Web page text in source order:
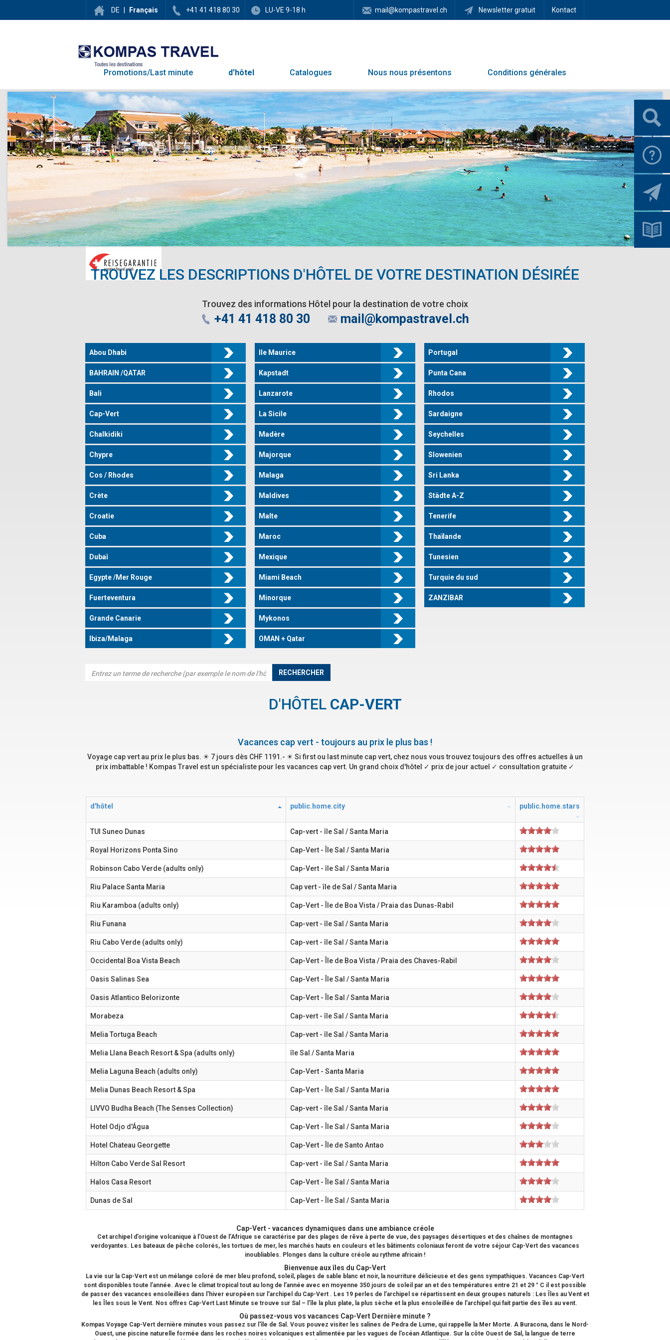
DE Français +41 41 418 80 30 LU-VE 9-18 h mail@kompastravel.ch Newsletter gratuit Kontact
Toutes les destinations
Promotions/Last minute d'hôtel Catalogues Nous nous présentons Conditions générales
TROUVEZ LES DESCRIPTIONS D'HÔTEL DE VOTRE DESTINATION DÉSIRÉE
Trouvez des informations Hôtel pour la destination de votre choix
+41 41 418 80 30 mail@kompastravel.ch
Abou Dhabi
BAHRAIN /QATAR
Bali
Cap-Vert
Chalkidiki
Chypre
Cos / Rhodes
Crète
Croatie
Cuba
Dubaï
Egypte /Mer Rouge
Fuerteventura
Grande Canarie
Ibiza/Malaga
Ile Maurice
Kapstadt
Lanzarote
La Sicile
Madère
Majorque
Malaga
Maldives
Malte
Maroc
Mexique
Miami Beach
Minorque
Mykonos
OMAN + Qatar
Portugal
Punta Cana
Rhodos
Sardaigne
Seychelles
Slowenien
Sri Lanka
Städte A-Z
Tenerife
Thaïlande
Tunesien
Turquie du sud
ZANZIBAR
RECHERCHER
D'HÔTEL CAP-VERT
Vacances cap vert - toujours au prix le plus bas !
Voyage cap vert au prix le plus bas. ☀ 7 jours dès CHF 1191.- ☀ Si first ou last minute cap vert, chez nous vous trouvez toujours des offres actuelles à un
prix imbattable ! Kompas Travel est un spécialiste pour les vacances cap vert. Un grand choix d'hôtel ✓ prix de jour actuel ✓ consultation gratuite ✓
d'hôtel public.home.city public.home.stars
TUI Suneo Dunas Cap-vert - île Sal / Santa Maria
Royal Horizons Ponta Sino Cap-Vert - Île Sal / Santa Maria
Robinson Cabo Verde (adults only) Cap-Vert - île Sal / Santa Maria
Riu Palace Santa Maria Cap vert - île de Sal / Santa Maria
Riu Karamboa (adults only) Cap-Vert - Île de Boa Vista / Praia das Dunas-Rabil
Riu Funana Cap-vert - île Sal / Santa Maria
Riu Cabo Verde (adults only) Cap-vert - île Sal / Santa Maria
Occidental Boa Vista Beach Cap-Vert - Île de Boa Vista / Praia des Chaves-Rabil
Oasis Salinas Sea Cap-Vert - Île Sal / Santa Maria
Oasis Atlantico Belorizonte Cap-Vert - Île Sal / Santa Maria
Morabeza Cap-vert - île Sal / Santa Maria
Melia Tortuga Beach Cap-vert - île Sal / Santa Maria
Melia Llana Beach Resort & Spa (adults only) île Sal / Santa Maria
Melia Laguna Beach (adults only) Cap-Vert - Santa Maria
Melia Dunas Beach Resort & Spa Cap-Vert - Île Sal / Santa Maria
LIVVO Budha Beach (The Senses Collection) Cap-vert - île Sal / Santa Maria
Hotel Odjo d'Água Cap-Vert - Île Sal / Santa Maria
Hotel Chateau Georgette Cap-Vert - Île de Santo Antao
Hilton Cabo Verde Sal Resort Cap-vert - île Sal / Santa Maria
Halos Casa Resort Cap-Vert - Île Sal / Santa Maria
Dunas de Sal Cap-Vert - Île Sal / Santa Maria
Cap-Vert - vacances dynamiques dans une ambiance créole
Cet archipel d’origine volcanique à l’Ouest de l’Afrique se caractérise par des plages de rêve à perte de vue, des paysages désertiques et des chaînes de montagnes
verdoyantes. Les bateaux de pêche colorés, les tortues de mer, les marchés hauts en couleurs et les bâtiments coloniaux feront de votre séjour Cap-Vert des vacances
inoubliables. Plonges dans la culture créole au rythme africain !
Bienvenue aux îles du Cap-Vert
La vie sur la Cap-Vert est un mélange coloré de mer bleu profond, soleil, plages de sable blanc et noir, la nourriture délicieuse et des gens sympathiques. Vacances Cap-Vert
sont disponibles toute l’année. Avec le climat tropical tout au long de l’année avec en moyenne 350 jours de soleil par an et des températures entre 21 et 29 ° C il est possible
de passer des vacances ensoleillées dans l'hiver européen sur l’archipel du Cap-Vert . Les 19 perles de l’archipel se répartissent en deux groupes naturels : Les Îles au Vent et
les Îles sous le Vent. Nos offres Cap-Vert Last Minute se trouve sur Sal – l’île la plus plate, la plus sèche et la plus ensoleillée de l’archipel qui fait partie des îles au vent.
Où passez-vous vos vacances Cap-Vert Dernière minute ?
Kompas Voyage Cap-Vert dernière minutes vous passez sur l'île de Sal. Vous pouvez visiter les salines de Pedra de Lume, qui rappelle la Mer Morte. A Buracona, dans le Nord-
Ouest, une piscine naturelle formée dans les roches noires volcaniques est alimentée par les vagues de l’océan Atlantique. Sur la côte Ouest de Sal, la langue de terre